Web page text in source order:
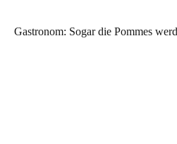
Gastronom: Sogar die Pommes